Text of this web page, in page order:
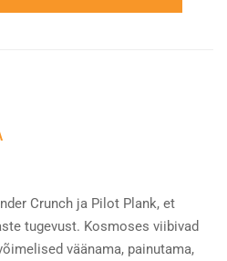
Crunch ja Pilot Plank, et
tugevust. Kosmoses viibivad
väänama, painutama,